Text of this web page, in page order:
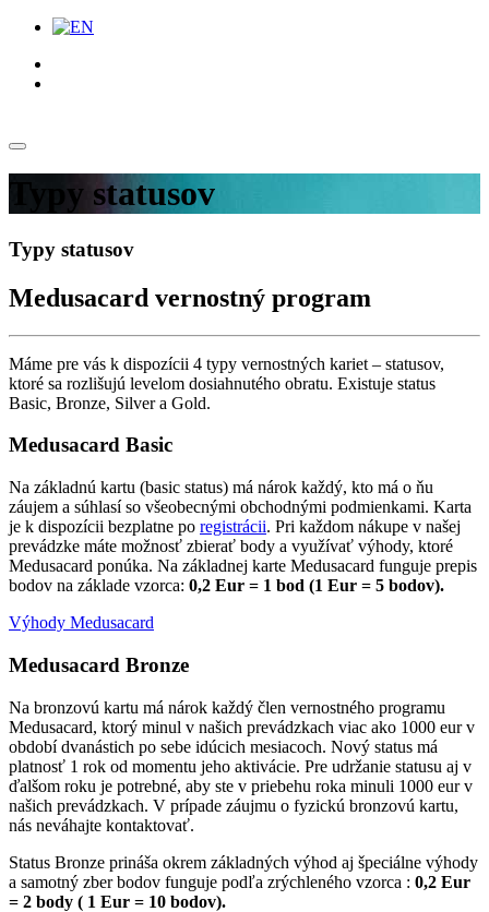
Typy statusov
Typy statusov
Medusacard vernostný program
Máme pre vás k dispozícii 4 typy vernostných kariet – statusov,
ktoré sa rozlišujú levelom dosiahnutého obratu. Existuje status
Basic, Bronze, Silver a Gold.
Medusacard Basic
Na základnú kartu (basic status) má nárok každý, kto má o ňu
záujem a súhlasí so všeobecnými obchodnými podmienkami. Karta
je k dispozícii bezplatne po registrácii. Pri každom nákupe v našej
prevádzke máte možnosť zbierať body a využívať výhody, ktoré
Medusacard ponúka. Na základnej karte Medusacard funguje prepis
bodov na základe vzorca: 0,2 Eur = 1 bod (1 Eur = 5 bodov).
Výhody Medusacard
Medusacard Bronze
Na bronzovú kartu má nárok každý člen vernostného programu
Medusacard, ktorý minul v našich prevádzkach viac ako 1000 eur v
období dvanástich po sebe idúcich mesiacoch. Nový status má
platnosť 1 rok od momentu jeho aktivácie. Pre udržanie statusu aj v
ďalšom roku je potrebné, aby ste v priebehu roka minuli 1000 eur v
našich prevádzkach. V prípade záujmu o fyzickú bronzovú kartu,
nás neváhajte kontaktovať.
Status Bronze prináša okrem základných výhod aj špeciálne výhody
a samotný zber bodov funguje podľa zrýchleného vzorca : 0,2 Eur
= 2 body ( 1 Eur = 10 bodov).